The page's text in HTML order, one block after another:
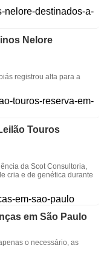
Nelore
registrou alta para a
Touros
da Scot Consultoria,
cria e de genética durante
em São Paulo
o necessário, as